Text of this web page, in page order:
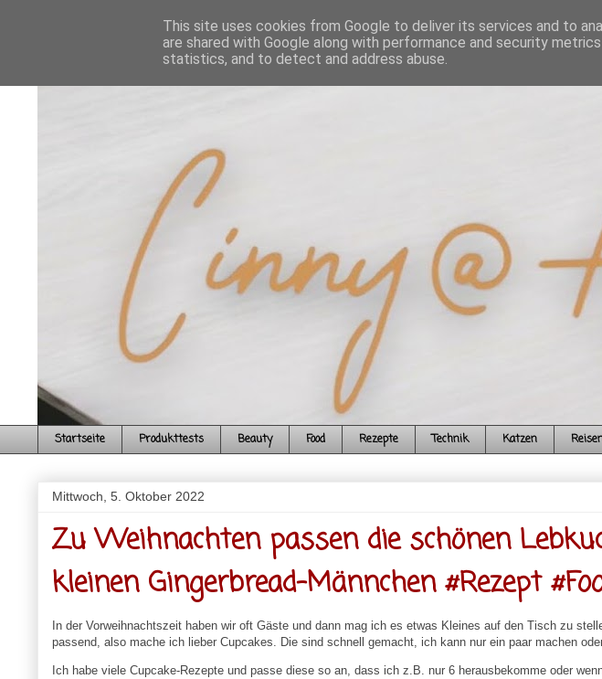
Startseite Produkttests Beauty Food Rezepte Technik Katzen
Mittwoch, 5. Oktober 2022
Zu Weihnachten passen die schönen
kleinen Gingerbread-Männchen #Rezept
In der Vorweihnachtszeit haben wir oft Gäste und dann mag ich es etwas Kleines auf den Tisch zu
passend, also mache ich lieber Cupcakes. Die sind schnell gemacht, ich kann nur ein paar machen
Ich habe viele Cupcake-Rezepte und passe diese so an, dass ich z.B. nur 6 herausbekomme oder
This site uses cookies from Google to deliver its services and to
are shared with Google along with performance and security
statistics, and to detect and address abuse.